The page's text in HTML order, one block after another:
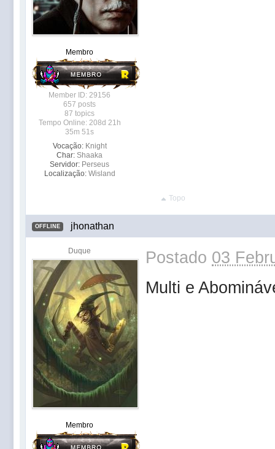
Membro
Member ID: 29156
657 posts
87 topics
Tempo Online: 208d 21h
35m 51s
Vocação: Knight
Char: Shaaka
Servidor: Perseus
Localização: Wisland
Topo
OFFLINE jhonathan
Duque
Membro
Postado 03
Multi e